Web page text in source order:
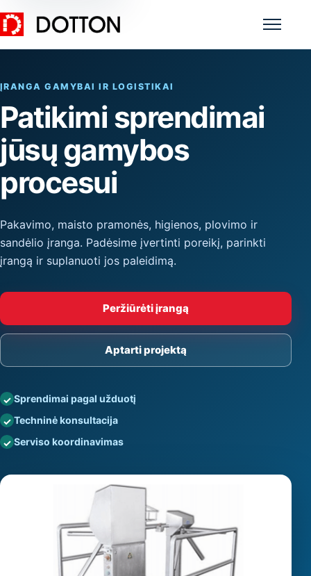
ĮRANGA GAMYBAI IR LOGISTIKAI
Patikimi sprendimai
jūsų gamybos
procesui
Pakavimo, maisto pramonės, higienos, plovimo ir
sandėlio įranga. Padėsime įvertinti poreikį, parinkti
įrangą ir suplanuoti jos paleidimą.
Peržiūrėti įrangą
Aptarti projektą
Sprendimai pagal užduotį
Techninė konsultacija
Serviso koordinavimas